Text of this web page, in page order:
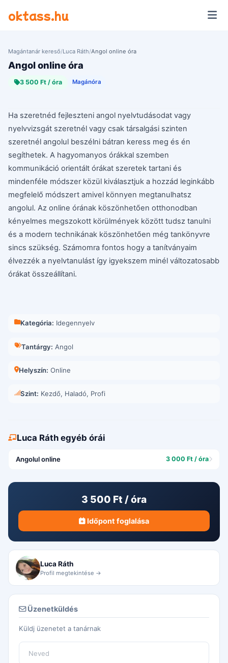
oktass.hu
Magántanár kereső/Luca Ráth/Angol online óra
Angol online óra
3 500 Ft / óra Magánóra
Ha szeretnéd fejleszteni angol nyelvtudásodat vagy
nyelvvizsgát szeretnél vagy csak társalgási szinten
szeretnél angolul beszélni bátran keress meg és én
segíthetek. A hagyomanyos órákkal szemben
kommunikáció orientált órákat szeretek tartani és
mindenféle módszer közül kiválasztjuk a hozzád leginkább
megfelelő módszert amivel könnyen megtanulhatsz
angolul. Az online órának köszönhetően otthonodban
kényelmes megszokott körülmények között tudsz tanulni
és a modern technikának köszönhetően még tankönyvre
sincs szükség. Számomra fontos hogy a tanítványaim
élvezzék a nyelvtanulást így igyekszem minél változatosabb
órákat összeállítani.
Kategória: Idegennyelv
Tantárgy: Angol
Helyszín: Online
Szint: Kezdő, Haladó, Profi
Luca Ráth egyéb órái
Angolul online 3 000 Ft / óra
3 500 Ft / óra
Időpont foglalása
Luca Ráth
Profil megtekintése →
Üzenetküldés
Küldj üzenetet a tanárnak